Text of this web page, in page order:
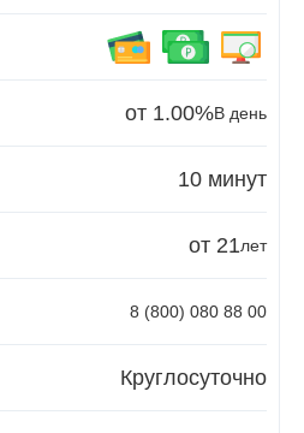
от 1.00%В день
10 минут
от 21лет
8 (800) 080 88 00
Круглосуточно